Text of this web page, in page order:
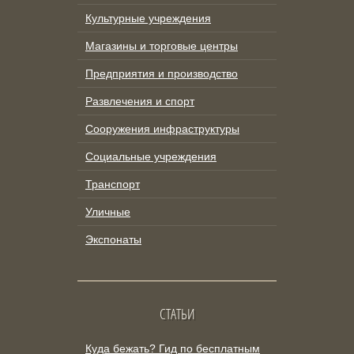
Культурные учреждения
Магазины и торговые центры
Предприятия и производство
Развлечения и спорт
Сооружения инфраструктуры
Социальные учреждения
Транспорт
Уличные
Экспонаты
СТАТЬИ
Куда бежать? Гид по бесплатным